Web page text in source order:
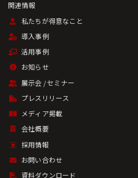
私たちが得意なこと
導入事例
活用事例
お知らせ
展示会 / セミナー
プレスリリース
メディア掲載
会社概要
採用情報
お問い合わせ
資料ダウンロード